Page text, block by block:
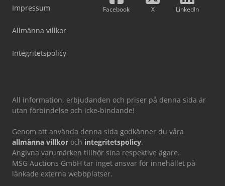
Impressum
Allmänna villkor
Integritetspolicy
Facebook X LinkedIn
All information, erbjudanden och priser på denna sida är
utan förbindelse och icke-bindande!
Genom att använda denna sida godkänner du våra
allmänna villkor och integritetspolicy.
Angivna varumärken tillhör sina respektive ägare.
MSG Auctions GmbH tar inget ansvar för innehållet på
länkade externa webbplatser.